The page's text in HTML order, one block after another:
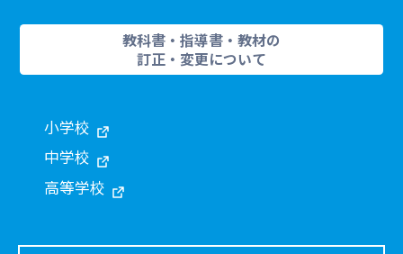
教科書・指導書・教材の
訂正・変更について
小学校
中学校
高等学校